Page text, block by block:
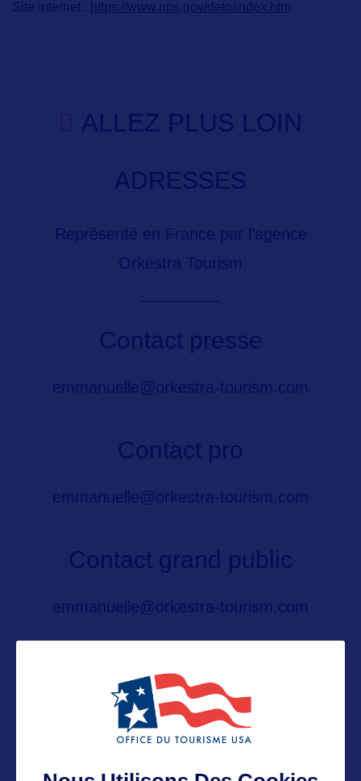
Site internet : https://www.nps.gov/deto/index.htm
ALLEZ PLUS LOIN
ADRESSES
Représenté en France par l’agence
Orkestra Tourism
Contact presse
emmanuelle@orkestra-tourism.com
Contact pro
emmanuelle@orkestra-tourism.com
Contact grand public
emmanuelle@orkestra-tourism.com
Suivre